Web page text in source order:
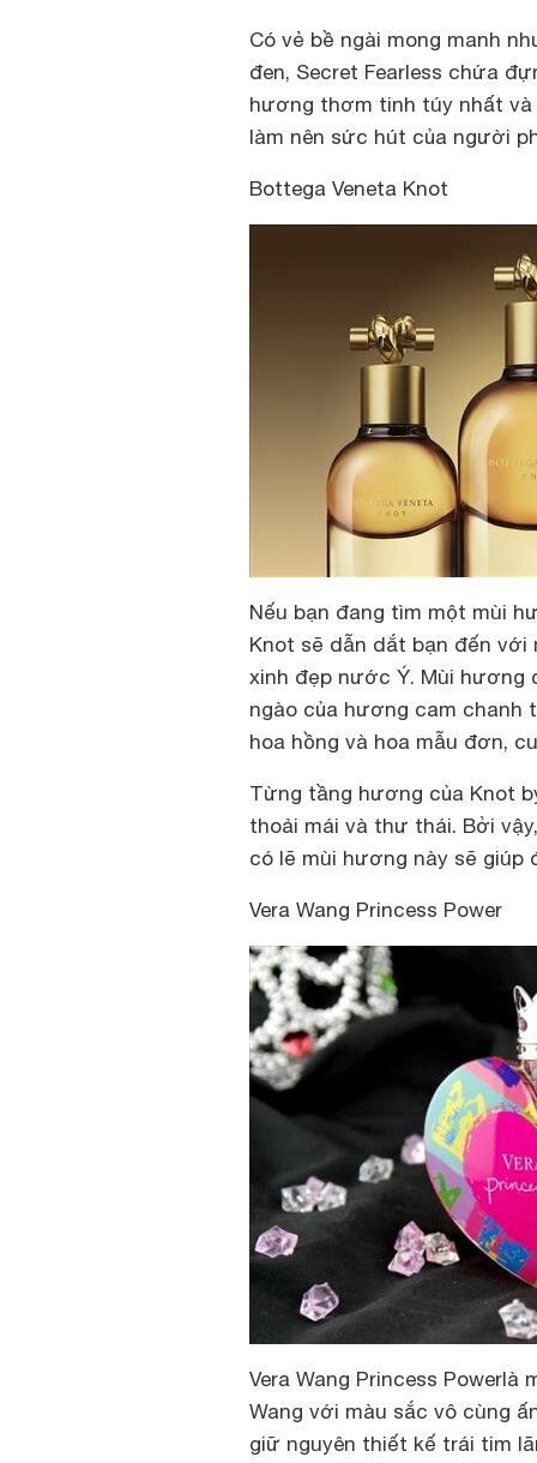
Có vẻ bề ngài mong manh
đen, Secret Fearless chứa
hương thơm tinh túy nhất
làm nên sức hút của người
Bottega Veneta Knot
Nếu bạn đang tìm một mùi
Knot sẽ dẫn dắt bạn đến với
xinh đẹp nước Ý. Mùi hương
ngào của hương cam chanh
hoa hồng và hoa mẫu đơn,
Từng tầng hương của Knot
thoải mái và thư thái. Bởi
có lẽ mùi hương này sẽ giúp
Vera Wang Princess Power
Vera Wang Princess
Wang với màu sắc vô cùng
giữ nguyên thiết kế trái tim